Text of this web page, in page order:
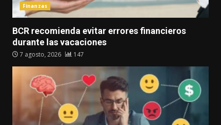
Finanzas
BCR recomienda evitar errores financieros
durante las vacaciones
7 agosto, 2026 147